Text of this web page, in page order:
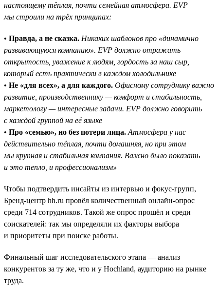
настоящему тёплая, почти семейная атмосфера. EVP
мы строили на трёх принципах:
• Правда, а не сказка. Никаких шаблонов про «динамично
развивающуюся компанию». EVP должно отражать
открытость, уважение к людям, гордость за наш сыр,
который есть практически в каждом холодильнике
• Не «для всех», а для каждого. Офисному сотруднику важно
развитие, производственнику — комфорт и стабильность,
маркетологу — интересные задачи. EVP должно говорить
с каждой группой на её языке
• Про «семью», но без потери лица. Атмосфера у нас
действительно тёплая, почти домашняя, но при этом
мы крупная и стабильная компания. Важно было показать
и это тепло, и профессионализм»
Чтобы подтвердить инсайты из интервью и фокус-групп,
Бренд-центр hh.ru провёл количественный онлайн-опрос
среди 714 сотрудников. Такой же опрос прошёл и среди
соискателей: так мы определяли их факторы выбора
и приоритеты при поиске работы.
Финальный шаг исследовательского этапа — анализ
конкурентов за ту же, что и у Hochland, аудиторию на рынке
труда.